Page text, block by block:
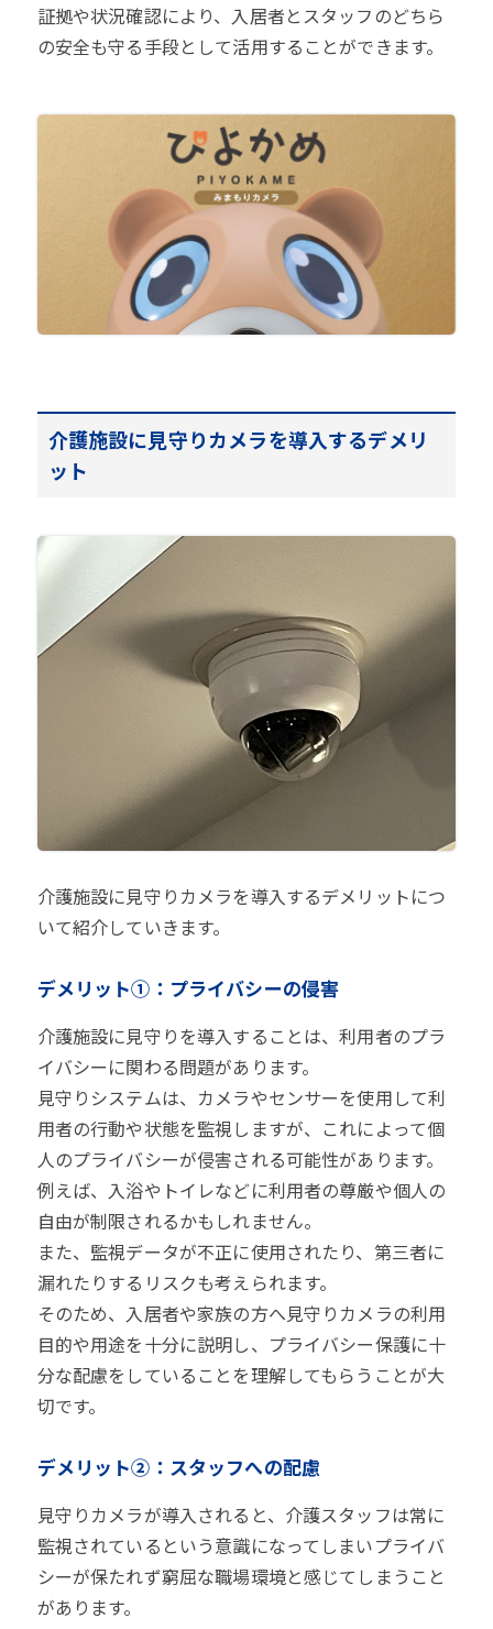
証拠や状況確認により、入居者とスタッフのどちら
の安全も守る手段として活用することができます。
介護施設に見守りカメラを導入するデメリ
ット
介護施設に見守りカメラを導入するデメリットにつ
いて紹介していきます。
デメリット①：プライバシーの侵害
介護施設に見守りを導入することは、利用者のプラ
イバシーに関わる問題があります。
見守りシステムは、カメラやセンサーを使用して利
用者の行動や状態を監視しますが、これによって個
人のプライバシーが侵害される可能性があります。
例えば、入浴やトイレなどに利用者の尊厳や個人の
自由が制限されるかもしれません。
また、監視データが不正に使用されたり、第三者に
漏れたりするリスクも考えられます。
そのため、入居者や家族の方へ見守りカメラの利用
目的や用途を十分に説明し、プライバシー保護に十
分な配慮をしていることを理解してもらうことが大
切です。
デメリット②：スタッフへの配慮
見守りカメラが導入されると、介護スタッフは常に
監視されているという意識になってしまいプライバ
シーが保たれず窮屈な職場環境と感じてしまうこと
があります。